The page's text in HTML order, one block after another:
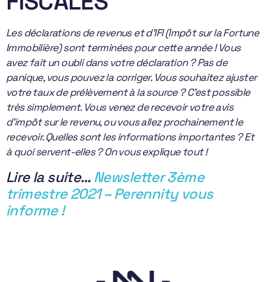
Les déclarations de revenus et d’IFI (Impôt sur la Fortune
Immobilière) sont terminées pour cette année ! Vous
avez fait un oubli dans votre déclaration ? Pas de
panique, vous pouvez la corriger. Vous souhaitez ajuster
votre taux de prélèvement à la source ? C’est possible
très simplement. Vous venez de recevoir votre avis
d’impôt sur le revenu, ou vous allez prochainement le
recevoir. Quelles sont les informations importantes ? Et
à quoi servent-elles ? On vous explique tout !
Lire la suite…Newsletter 3ème
trimestre 2021 – Perennity vous
informe !